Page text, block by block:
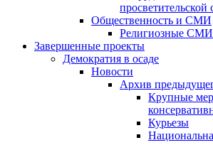
просветительской
Общественность и СМИ
Религиозные СМИ
Завершенные проекты
Демократия в осаде
Новости
Архив
Крупные
Курьезы